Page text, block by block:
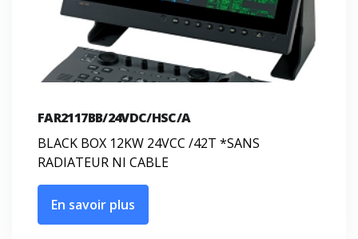
FAR2117BB/24VDC/HSC/A
BLACK BOX 12KW 24VCC /42T *SANS
RADIATEUR NI CABLE
En savoir plus